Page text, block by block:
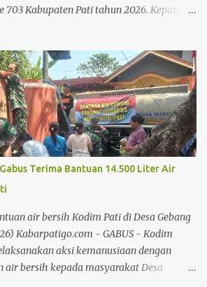
703 Kabupaten Pati tahun 2026. Kepastian
tersebut mempertemukan Plt Bupati
dengan Direktur Programming MNC
timnya. Baca juga: Dengan Slogan
Siap Kembalikan Suara Golkar Lebih
Pasar Nasional dan Internasional,
Secara Kreatif Adapun kegiatan yang
itu, dijadwalkan bakal berlangsung pada
Alun-alun Kabupaten Pati, dengan
dan panggung hiburan untuk
Pati Risma Ardhi Chandra mengatakan
melakukan koordinasi dengan tim M...
Terima Bantuan 14.500 Liter Air
air bersih Kodim Pati di Desa Gebang
Kabarpatigo.com - GABUS - Kodim
aksi kemanusiaan dengan
bersih kepada masyarakat Desa